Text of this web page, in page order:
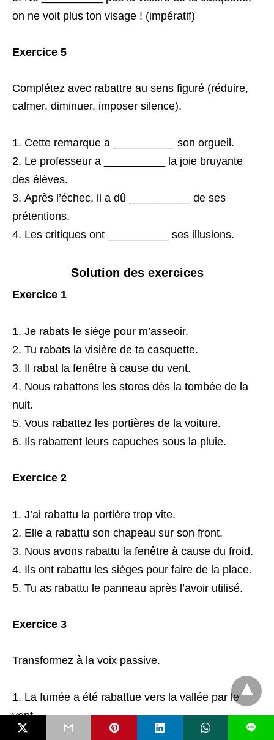
on ne voit plus ton visage ! (impératif)
Exercice 5
Complétez avec rabattre au sens figuré (réduire,
calmer, diminuer, imposer silence).
Cette remarque a __________ son orgueil.
Le professeur a __________ la joie bruyante
des élèves.
Après l’échec, il a dû __________ de ses
prétentions.
Les critiques ont __________ ses illusions.
Solution des exercices
Exercice 1
Je rabats le siège pour m’asseoir.
Tu rabats la visière de ta casquette.
Il rabat la fenêtre à cause du vent.
Nous rabattons les stores dès la tombée de la
nuit.
Vous rabattez les portières de la voiture.
Ils rabattent leurs capuches sous la pluie.
Exercice 2
J’ai rabattu la portière trop vite.
Elle a rabattu son chapeau sur son front.
Nous avons rabattu la fenêtre à cause du froid.
Ils ont rabattu les sièges pour faire de la place.
Tu as rabattu le panneau après l’avoir utilisé.
Exercice 3
Transformez à la voix passive.
La fumée a été rabattue vers la vallée par le
vent.
Les rétroviseurs ont été rabattus par le
L